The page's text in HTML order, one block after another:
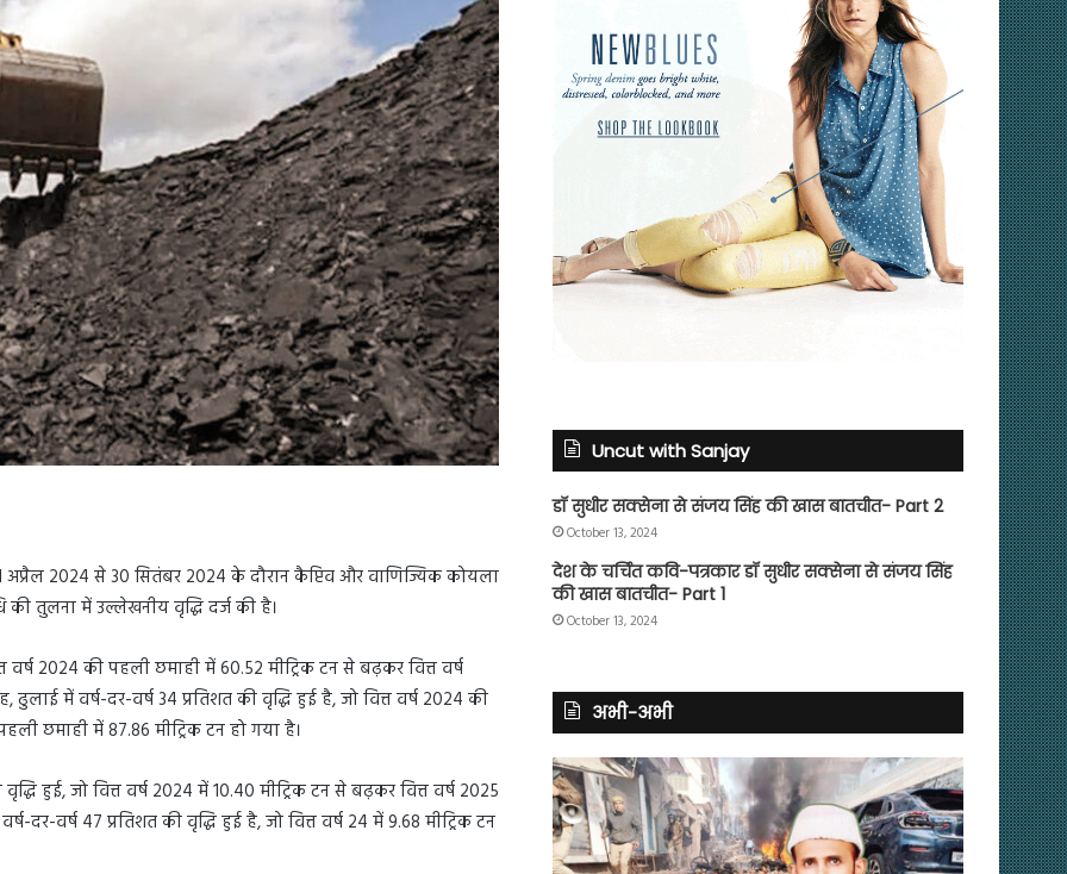
अप्रैल 2024 से 30 सितंबर 2024 के दौरान कैप्टिव और वाणिज्यिक कोयला
तुलना में उल्लेखनीय वृद्धि दर्ज की है।
वर्ष 2024 की पहली छमाही में 60.52 मीट्रिक टन से बढ़कर वित्त वर्ष
में वर्ष-दर-वर्ष 34 प्रतिशत की वृद्धि हुई है, जो वित्त वर्ष 2024 की
छमाही में 87.86 मीट्रिक टन हो गया है।
हुई, जो वित्त वर्ष 2024 में 10.40 मीट्रिक टन से बढ़कर वित्त वर्ष 2025
दर-वर्ष 47 प्रतिशत की वृद्धि हुई है, जो वित्त वर्ष 24 में 9.68 मीट्रिक टन
Uncut with Sanjay
डॉ सुधीर सक्सेना से संजय सिंह की खास बातचीत- Part 2
October 13, 2024
देश के चर्चित कवि-पत्रकार डॉ सुधीर सक्सेना से संजय सिंह
की खास बातचीत- Part 1
October 13, 2024
अभी-अभी